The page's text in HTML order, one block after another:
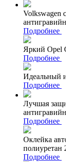
Volkswagen
Подробнее
Яркий Opel
Подробнее
Идеальный
Подробнее
Лучшая
Подробнее
Оклейка
полиуретан
Подробнее